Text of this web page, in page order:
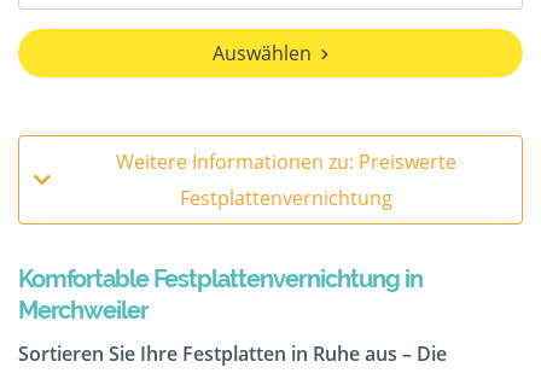
Auswählen
Weitere Informationen zu: Preiswerte
Festplattenvernichtung
Komfortable Festplattenvernichtung in
Merchweiler
Sortieren Sie Ihre Festplatten in Ruhe aus – Die